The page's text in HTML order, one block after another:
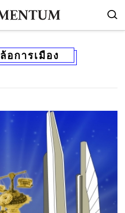
ล้อการเมือง